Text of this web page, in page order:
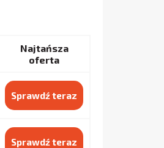
Najtańsza
oferta
Sprawdź teraz
Sprawdź teraz